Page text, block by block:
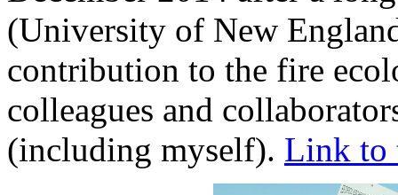
(University of New
contribution to the fire
colleagues and
(including myself). Link to